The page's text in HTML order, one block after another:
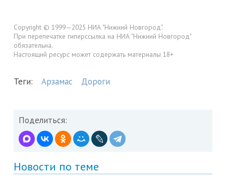
Copyright © 1999—2025 НИА "Нижний Новгород".
При перепечатке гиперссылка на НИА "Нижний Новгород"
обязательна.
Настоящий ресурс может содержать материалы 18+
Теги: Арзамас Дороги
Поделиться:
Новости по теме